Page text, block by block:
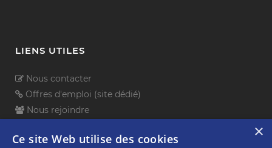
LIENS UTILES
Nous contacter
Offres d'emploi (site dédié)
Nous rejoindre
Newsletter Tech Flow
×
Ce site Web utilise des cookies